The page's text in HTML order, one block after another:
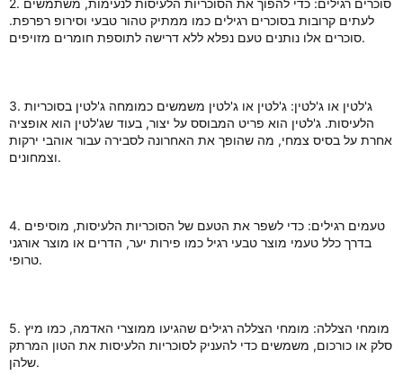
2. סוכרים רגילים: כדי להפוך את הסוכריות הלעיסות לנעימות, משתמשים
לעתים קרובות בסוכרים רגילים כמו ממתיק טהור טבעי וסירופ רפרפת.
סוכרים אלו נותנים טעם נפלא ללא דרישה לתוספת חומרים מזויפים.
3. ג'לטין או ג'לטין: ג'לטין או ג'לטין משמשים כמומחה ג'לטין בסוכריות
הלעיסות. ג'לטין הוא פריט המבוסס על יצור, בעוד שג'לטין הוא אופציה
אחרת על בסיס צמחי, מה שהופך את האחרונה לסבירה עבור אוהבי ירקות
וצמחונים.
4. טעמים רגילים: כדי לשפר את הטעם של הסוכריות הלעיסות, מוסיפים
בדרך כלל טעמי מוצר טבעי רגיל כמו פירות יער, הדרים או מוצר אורגני
טרופי.
5. מומחי הצללה: מומחי הצללה רגילים שהגיעו ממוצרי האדמה, כמו מיץ
סלק או כורכום, משמשים כדי להעניק לסוכריות הלעיסות את הטון המרתק
שלהן.